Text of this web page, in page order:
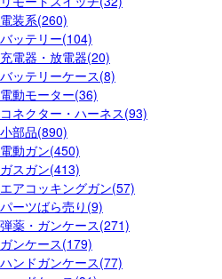
電装系(260)
バッテリー(104)
充電器・放電器(20)
バッテリーケース(8)
電動モーター(36)
コネクター・ハーネス(93)
小部品(890)
電動ガン(450)
ガスガン(413)
エアコッキングガン(57)
パーツばら売り(9)
弾薬・ガンケース(271)
ガンケース(179)
ハンドガンケース(77)